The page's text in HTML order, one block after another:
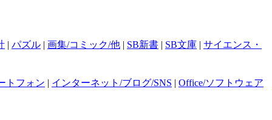
| パズル | 画集/コミック/他 | SB新書 | SB文庫 | サイエンス・
トフォン | インターネット/ブログ/SNS | Office/ソフトウェア